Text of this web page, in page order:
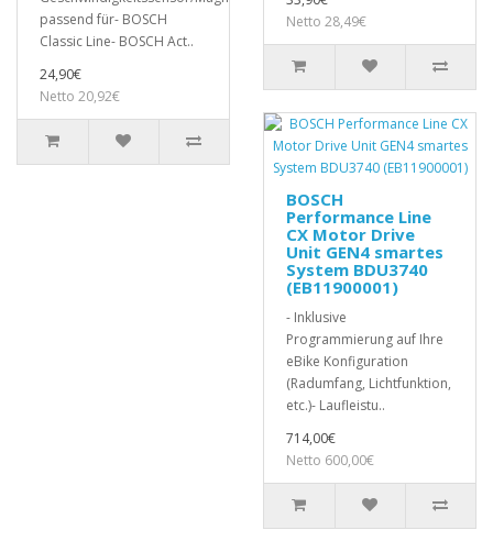
passend für- BOSCH
Classic Line- BOSCH Act..
24,90€
Netto 20,92€
Netto 28,49€
BOSCH
Performance Line
CX Motor Drive
Unit GEN4 smartes
System BDU3740
(EB11900001)
- Inklusive
Programmierung auf Ihre
eBike Konfiguration
(Radumfang, Lichtfunktion,
etc.)- Laufleistu..
714,00€
Netto 600,00€